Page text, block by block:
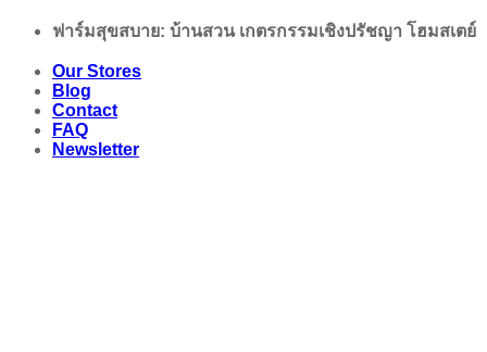
Skip
content
ฟาร์มสุขสบาย: บ้านสวน เกตรกรรมเชิงปรัชญา โฮมสเตย์
Our Stores
Blog
Contact
FAQ
Newsletter